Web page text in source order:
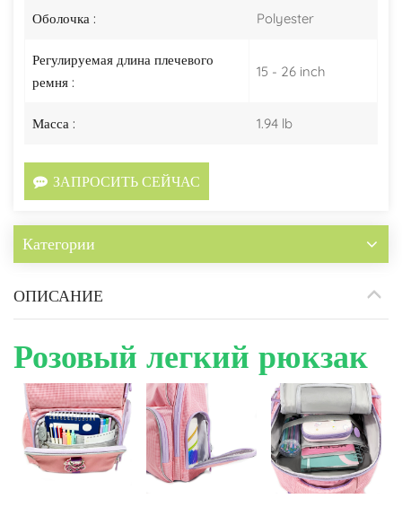
Оболочка : Polyester
Регулируемая длина плечевого
ремня :
15 - 26 inch
Масса : 1.94 lb
ЗАПРОСИТЬ СЕЙЧАС
Категории
ОПИСАНИЕ
Розовый легкий рюкзак